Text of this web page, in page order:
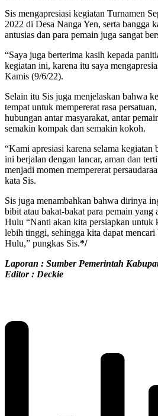
Sis mengapresiasi kegiatan Turnamen
2022 di Desa Nanga Yen, serta bangga
antusias dan para pemain juga sangat
“Saya juga berterima kasih kepada
kegiatan ini, karena itu saya
Kamis (9/6/22).
Selain itu Sis juga menjelaskan bahwa
tempat untuk mempererat rasa
hubungan antar masyarakat, antar
semakin kompak dan semakin kokoh.
“Kami apresiasi karena selama kegiatan
ini berjalan dengan lancar, aman dan
menjadi momen mempererat
kata Sis.
Sis juga menambahkan bahwa dirinya
bibit atau bakat-bakat para pemain yang
Hulu “Nanti akan kita persiapkan untuk
lebih tinggi, sehingga kita dapat
Hulu,” pungkas Sis.*/
Laporan : Sumber Pemerintah
Editor : Deckie